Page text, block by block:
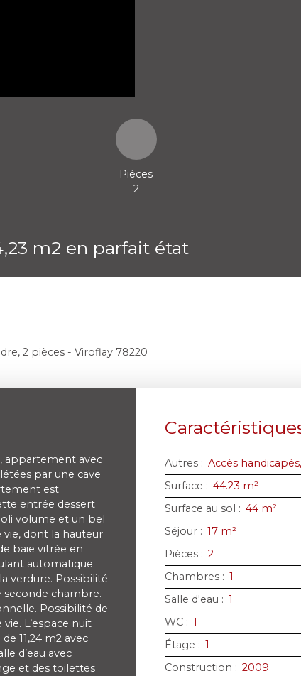
Pièces
2
m2 en parfait état
2 pièces - Viroflay 78220
appartement avec
par une cave
est
entrée dessert
volume et un bel
dont la hauteur
baie vitrée en
automatique.
verdure. Possibilité
seconde chambre.
Possibilité de
L’espace nuit
11,24 m2 avec
d’eau avec
et des toilettes
Autres : Accès
Surface : 44.23 m²
Surface au sol : 44 m²
Séjour : 17 m²
Pièces : 2
Chambres : 1
Salle d'eau : 1
WC : 1
Étage : 1
Construction : 2009